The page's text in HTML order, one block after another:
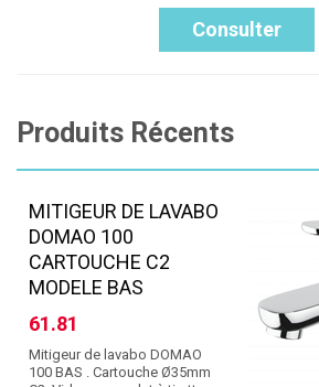
Consulter
Produits Récents
MITIGEUR DE LAVABO
DOMAO 100
CARTOUCHE C2
MODELE BAS
61.81
Mitigeur de lavabo DOMAO
100 BAS . Cartouche Ø35mm